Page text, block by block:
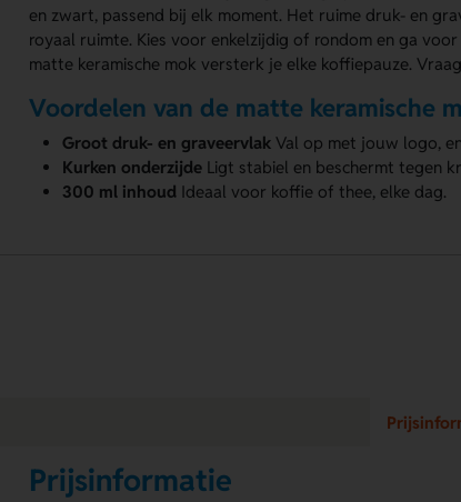
en zwart, passend bij elk moment. Het ruime druk- en
royaal ruimte. Kies voor enkelzijdig of rondom en ga
matte keramische mok versterk je elke koffiepauze.
Voordelen van de matte keramische
Groot druk- en graveervlak Val op met jouw logo,
Kurken onderzijde Ligt stabiel en beschermt tegen
300 ml inhoud Ideaal voor koffie of thee, elke dag.
Prijsinformatie